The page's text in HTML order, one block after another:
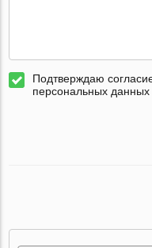
Подтверждаю
персональных данных